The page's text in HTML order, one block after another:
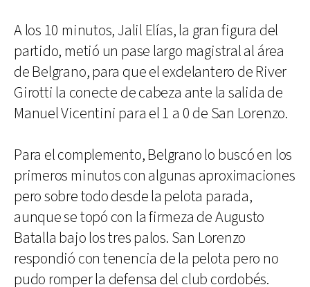
A los 10 minutos, Jalil Elías, la gran figura del
partido, metió un pase largo magistral al área
de Belgrano, para que el exdelantero de River
Girotti la conecte de cabeza ante la salida de
Manuel Vicentini para el 1 a 0 de San Lorenzo.
Para el complemento, Belgrano lo buscó en los
primeros minutos con algunas aproximaciones
pero sobre todo desde la pelota parada,
aunque se topó con la firmeza de Augusto
Batalla bajo los tres palos. San Lorenzo
respondió con tenencia de la pelota pero no
pudo romper la defensa del club cordobés.